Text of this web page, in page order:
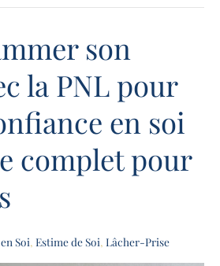
son
la PNL pour
en soi
complet pour
Soi, Estime de Soi, Lâcher-Prise